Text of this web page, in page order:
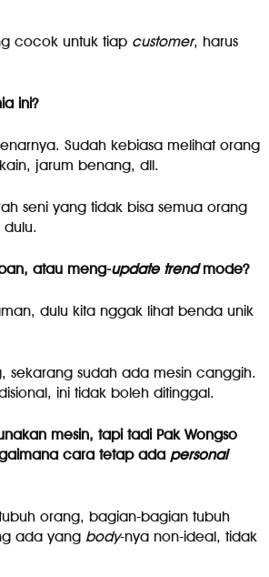
cocok untuk tiap customer, harus
ini?
Sudah kebiasa melihat orang
jarum benang, dll.
seni yang tidak bisa semua orang
atau meng-update trendmode?
dulu kita nggak lihat benda unik
sekarang sudah ada mesin canggih.
ini tidak boleh ditinggal.
mesin, tapi tadi Pak Wongso
cara tetap ada personal
orang, bagian-bagian tubuh
ada yang body-nya non-ideal, tidak